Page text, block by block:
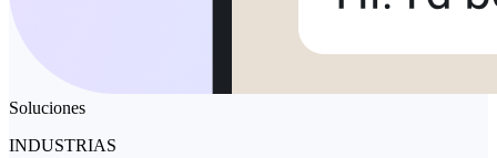
Soluciones
INDUSTRIAS